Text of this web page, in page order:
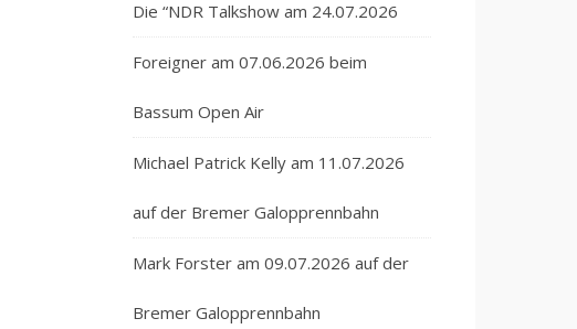
Die “NDR Talkshow am 24.07.2026
Foreigner am 07.06.2026 beim
Bassum Open Air
Michael Patrick Kelly am 11.07.2026
auf der Bremer Galopprennbahn
Mark Forster am 09.07.2026 auf der
Bremer Galopprennbahn